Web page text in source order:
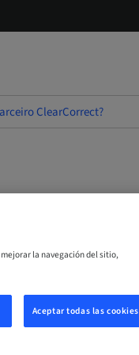
ClearCorrect?
la navegación del sitio,
Aceptar todas las cookies